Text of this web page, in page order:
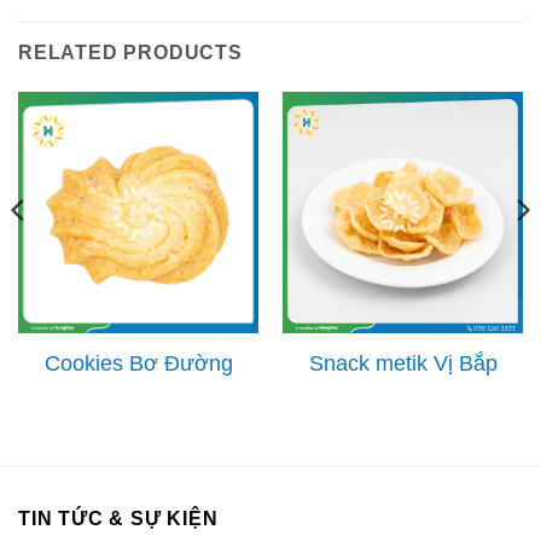
RELATED PRODUCTS
Cookies Bơ Đường Snack metik Vị Bắp
TIN TỨC & SỰ KIỆN